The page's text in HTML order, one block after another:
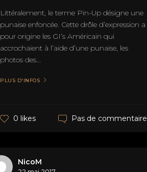
Littéralement, le terme Pin-Up désigne une
punaise enfoncée. Cette drôle d’expression a
pour origine les GI’s Américain qui
accrochaient à l’aide d’une punaise, les
photos des...
PLUS D'INFOS
0 likes Pas de commentaire
NicoM